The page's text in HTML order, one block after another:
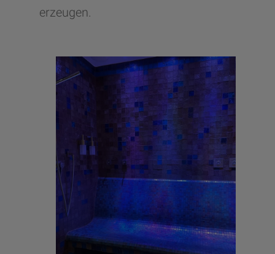
erzeugen.